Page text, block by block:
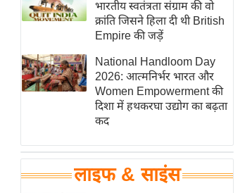
फिल्म समीक्षा
Breaking
News
लाइफस्टाइल
टेक्नॉलॉजी
ब्यूटी/फैशन
पर्यटन स्थल
फिटनेस मंत्रा
भारतीय स्वतंत्रता संग्राम की वो
क्रांति जिसने हिला दी थी British
Empire की जड़ें
National Handloom Day
2026: आत्मनिर्भर भारत और
Women Empowerment की
दिशा में हथकरघा उद्योग का बढ़ता
कद
लाइफ & साइंस